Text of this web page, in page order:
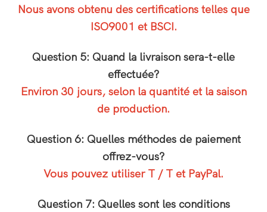
Nous avons obtenu des certifications telles que
ISO9001 et BSCI.
Question 5: Quand la livraison sera-t-elle
effectuée?
Environ 30 jours, selon la quantité et la saison
de production.
Question 6: Quelles méthodes de paiement
offrez-vous?
Vous pouvez utiliser T / T et PayPal.
Question 7: Quelles sont les conditions